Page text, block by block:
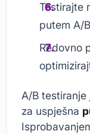
Testirajte
putem A/
Redovno
A/B
za uspješna